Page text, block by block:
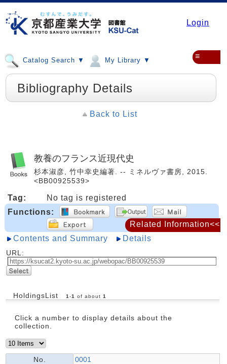
Login
Catalog Search ▼ My Library ▼ ≡
Bibliography Details
Back to List
教養のフランス近現代史
杉本淑彦, 竹中幸史編著. -- ミネルヴァ書房, 2015.
<BB00925539>
Tag:
No tag is registered
Functions:
Contents and Summary Details
URL:
HoldingsList 1 -1 of about 1
Click a number to display details about the
collection.
No.
0001
Related Information<<